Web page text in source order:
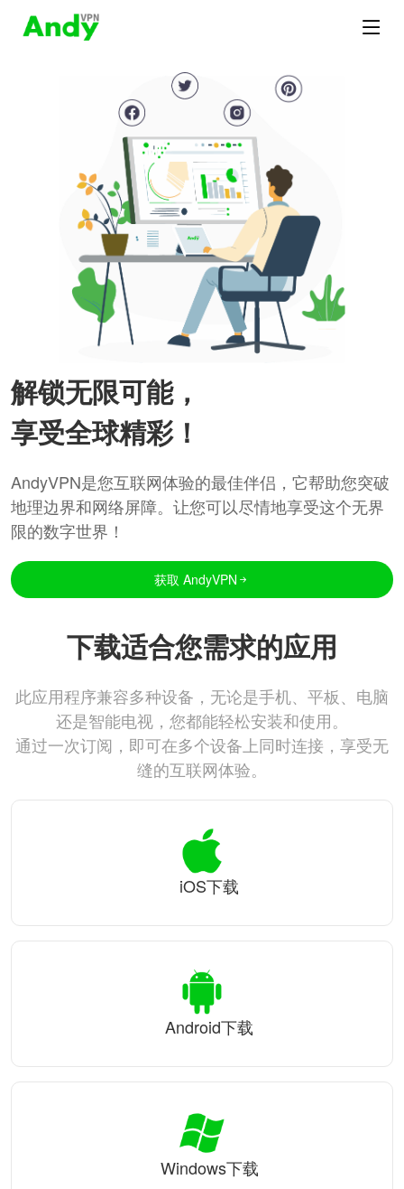
解锁无限可能，
享受全球精彩！
AndyVPN是您互联网体验的最佳伴侣，它帮助您突破
地理边界和网络屏障。让您可以尽情地享受这个无界
限的数字世界！
获取 AndyVPN
下载适合您需求的应用
此应用程序兼容多种设备，无论是手机、平板、电脑
还是智能电视，您都能轻松安装和使用。
通过一次订阅，即可在多个设备上同时连接，享受无
缝的互联网体验。
iOS下载
Android下载
Windows下载